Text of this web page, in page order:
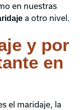
en nuestras
a otro nivel.
y por
en
el maridaje, la